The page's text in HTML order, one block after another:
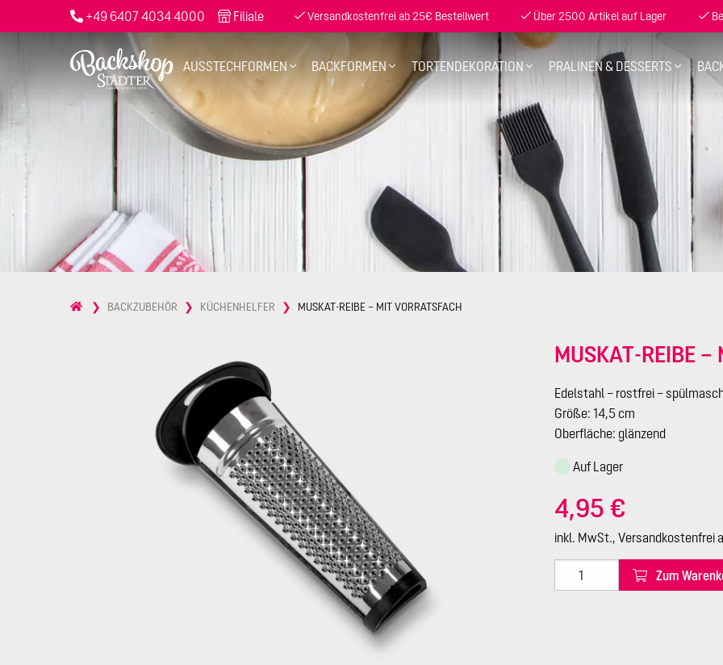
+49 6407 4034 4000 Filiale Versandkostenfrei ab 25€ Bestellwert Über 2500 Artikel auf Lager
AUSSTECHFORMEN BACKFORMEN TORTENDEKORATION PRALINEN & DESSERTS
BACKZUBEHÖR KÜCHENHELFER MUSKAT-REIBE – MIT VORRATSFACH
MUSKAT-REIBE –
Edelstahl – rostfrei –
Größe: 14,5 cm
Oberfläche: glänzend
Auf Lager
4,95 €
inkl. MwSt., Versandkostenfrei
Zum